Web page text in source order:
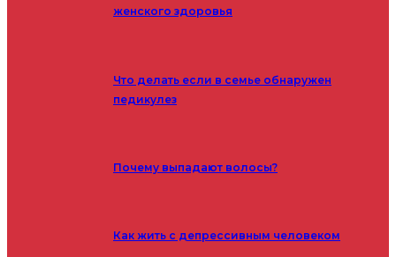
женского здоровья
Что делать если в семье обнаружен
педикулез
Почему выпадают волосы?
Как жить с депрессивным человеком